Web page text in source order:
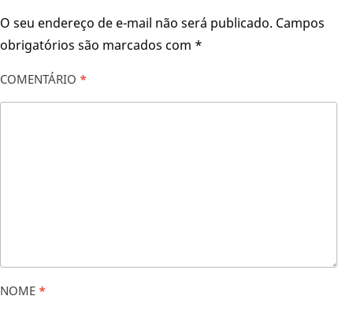
O seu endereço de e-mail não será publicado. Campos
obrigatórios são marcados com *
COMENTÁRIO *
NOME *